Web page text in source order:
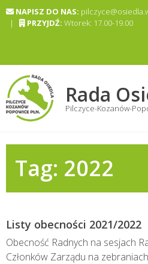
Skip NAPISZ DO NAS:
|
PRZYJDŹ: Wtorek: 17.00-19.00
Rada
Pilczyce-Kozanów-
Tag: 2022
Listy obecności 2021/2022
Obecność Radnych na sesjach
Członków Zarządu na